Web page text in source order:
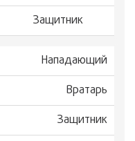
Защитник
Нападающий
Вратарь
Защитник